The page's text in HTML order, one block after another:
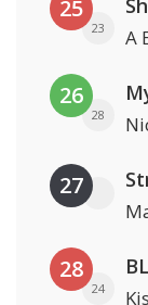
25
23 A
26
28
27
28
24